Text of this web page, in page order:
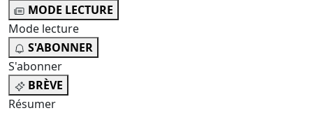
MODE LECTURE
Mode lecture
S'ABONNER
S'abonner
BRÈVE
Résumer